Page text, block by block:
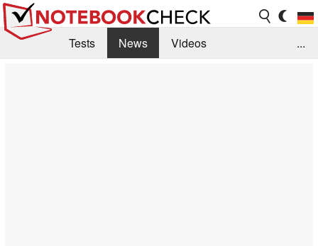
Tests News
Videos
...